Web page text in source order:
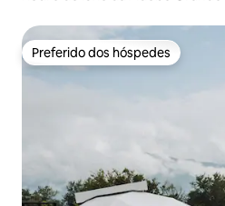
Preferido dos hóspedes
Preferido dos hóspedes